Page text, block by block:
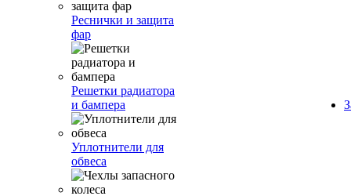
Реснички и защита
фар
Решетки радиатора
и бампера
Уплотнители для
обвеса